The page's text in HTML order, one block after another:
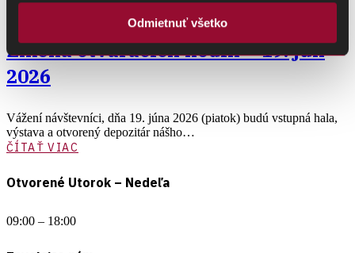
Odmietnuť všetko
Zmena otváracích hodín – 19. jún
2026
Vážení návštevníci, dňa 19. júna 2026 (piatok) budú vstupná hala,
výstava a otvorený depozitár nášho…
ČÍTAŤ VIAC
Otvorené Utorok – Nedeľa
09:00 – 18:00